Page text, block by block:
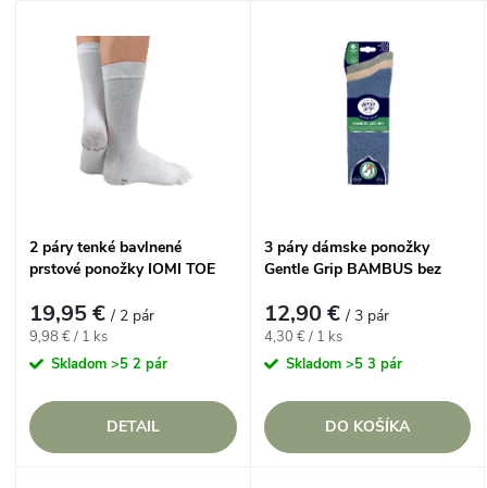
e
p
o
Najpredávanejšie
Abecedne
s
p
o
d
2 páry tenké bavlnené
prstové ponožky IOMI TOE
19,95 €/ 2 pár
Jednotková
cena:
9,98 € / 1 ks
Skladom >5 2 pár
DETAIL
3 páry dámske ponožky
Gentle Grip BAMBUS bez
MIX
12,90 €/ 3 pár
Jednotková
cena:
4,30 € / 1 ks
Skladom >5 3 pár
DO KOŠÍKA